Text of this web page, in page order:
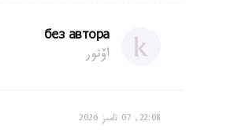
без автора
اۆتور
22:08, 07 تامىز 2026